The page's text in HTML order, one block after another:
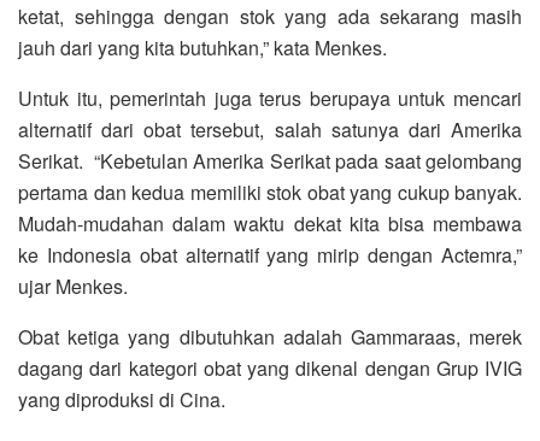
ketat, sehingga dengan stok yang ada sekarang masih
jauh dari yang kita butuhkan,” kata Menkes.
Untuk itu, pemerintah juga terus berupaya untuk mencari
alternatif dari obat tersebut, salah satunya dari Amerika
Serikat. “Kebetulan Amerika Serikat pada saat gelombang
pertama dan kedua memiliki stok obat yang cukup banyak.
Mudah-mudahan dalam waktu dekat kita bisa membawa
ke Indonesia obat alternatif yang mirip dengan Actemra,”
ujar Menkes.
Obat ketiga yang dibutuhkan adalah Gammaraas, merek
dagang dari kategori obat yang dikenal dengan Grup IVIG
yang diproduksi di Cina.